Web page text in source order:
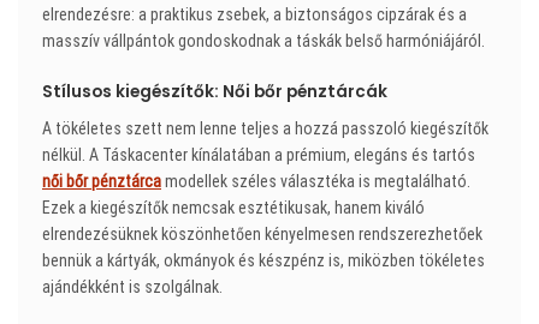
elrendezésre: a praktikus zsebek, a biztonságos cipzárak és a
masszív vállpántok gondoskodnak a táskák belső harmóniájáról.
Stílusos kiegészítők: Női bőr pénztárcák
A tökéletes szett nem lenne teljes a hozzá passzoló kiegészítők
nélkül. A Táskacenter kínálatában a prémium, elegáns és tartós
női bőr pénztárcamodellek széles választéka is megtalálható.
Ezek a kiegészítők nemcsak esztétikusak, hanem kiváló
elrendezésüknek köszönhetően kényelmesen rendszerezhetőek
bennük a kártyák, okmányok és készpénz is, miközben tökéletes
ajándékként is szolgálnak.